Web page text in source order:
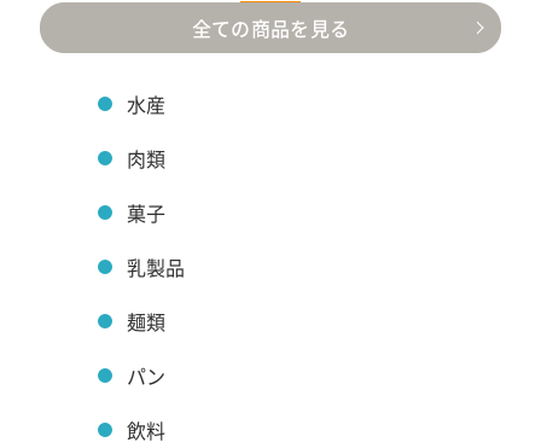
全ての商品を見る
水産
肉類
菓子
乳製品
麺類
パン
飲料